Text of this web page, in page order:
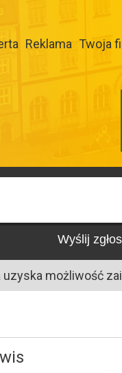
Reklama Twoja
Wyślij
możliwość